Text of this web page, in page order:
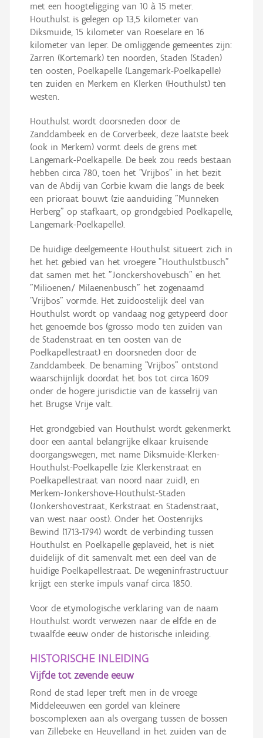
met een hoogteligging van 10 à 15 meter.
Houthulst is gelegen op 13,5 kilometer van
Diksmuide, 15 kilometer van Roeselare en 16
kilometer van Ieper. De omliggende gemeentes zijn:
Zarren (Kortemark) ten noorden, Staden (Staden)
ten oosten, Poelkapelle (Langemark-Poelkapelle)
ten zuiden en Merkem en Klerken (Houthulst) ten
westen.
Houthulst wordt doorsneden door de
Zanddambeek en de Corverbeek, deze laatste beek
(ook in Merkem) vormt deels de grens met
Langemark-Poelkapelle. De beek zou reeds bestaan
hebben circa 780, toen het "Vrijbos" in het bezit
van de Abdij van Corbie kwam die langs de beek
een prioraat bouwt (zie aanduiding "Munneken
Herberg" op stafkaart, op grondgebied Poelkapelle,
Langemark-Poelkapelle).
De huidige deelgemeente Houthulst situeert zich in
het het gebied van het vroegere "Houthulstbusch"
dat samen met het "Jonckershovebusch" en het
"Milioenen/ Milaenenbusch" het zogenaamd
"Vrijbos" vormde. Het zuidoostelijk deel van
Houthulst wordt op vandaag nog getypeerd door
het genoemde bos (grosso modo ten zuiden van
de Stadenstraat en ten oosten van de
Poelkapellestraat) en doorsneden door de
Zanddambeek. De benaming "Vrijbos" ontstond
waarschijnlijk doordat het bos tot circa 1609
onder de hogere jurisdictie van de kasselrij van
het Brugse Vrije valt.
Het grondgebied van Houthulst wordt gekenmerkt
door een aantal belangrijke elkaar kruisende
doorgangswegen, met name Diksmuide-Klerken-
Houthulst-Poelkapelle (zie Klerkenstraat en
Poelkapellestraat van noord naar zuid), en
Merkem-Jonkershove-Houthulst-Staden
(Jonkershovestraat, Kerkstraat en Stadenstraat,
van west naar oost). Onder het Oostenrijks
Bewind (1713-1794) wordt de verbinding tussen
Houthulst en Poelkapelle geplaveid, het is niet
duidelijk of dit samenvalt met een deel van de
huidige Poelkapellestraat. De wegeninfrastructuur
krijgt een sterke impuls vanaf circa 1850.
Voor de etymologische verklaring van de naam
Houthulst wordt verwezen naar de elfde en de
twaalfde eeuw onder de historische inleiding.
HISTORISCHE INLEIDING
Vijfde tot zevende eeuw
Rond de stad Ieper treft men in de vroege
Middeleeuwen een gordel van kleinere
boscomplexen aan als overgang tussen de bossen
van Zillebeke en Heuvelland in het zuiden van de